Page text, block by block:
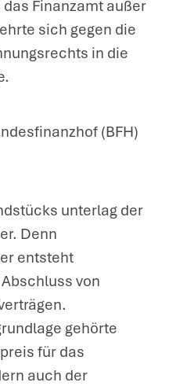
Finanzamt außer
sich gegen die
in die
(BFH)
unterlag der
Denn
entsteht
von
gehörte
für das
auch der